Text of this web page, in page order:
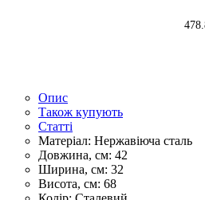
478.
Опис
Також купують
Статті
Матеріал: Нержавіюча сталь
Довжина, см: 42
Ширина, см: 32
Висота, см: 68